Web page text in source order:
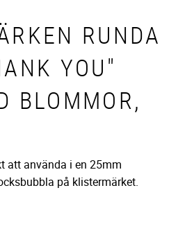
RUNDA
YOU"
BLOMMOR,
att använda i en 25mm
på klistermärket.